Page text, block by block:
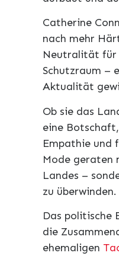
Catherine
nach mehr
Neutralität für
Schutzraum –
Aktualität
Ob sie das
eine
Empathie und
Mode geraten
Landes –
zu überwinden.
Das politische
die
ehemaligen